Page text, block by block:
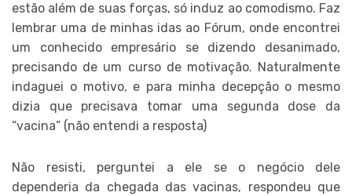
estão além de suas forças, só induz ao comodismo. Faz
lembrar uma de minhas idas ao Fórum, onde encontrei
um conhecido empresário se dizendo desanimado,
precisando de um curso de motivação. Naturalmente
indaguei o motivo, e para minha decepção o mesmo
dizia que precisava tomar uma segunda dose da
“vacina” (não entendi a resposta)
Não resisti, perguntei a ele se o negócio dele
dependeria da chegada das vacinas, respondeu que